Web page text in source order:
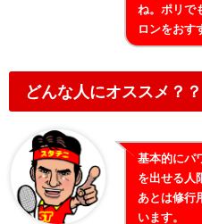
ね。ポリで
ロンをおす
どんな人にオススメ？？
基本的にパ
を出せる人
あとは修行
います。